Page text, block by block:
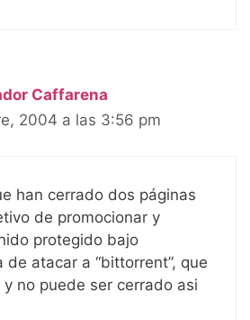
Caffarena
2004 a las 3:56 pm
han cerrado dos páginas
de promocionar y
protegido bajo
de atacar a “bittorrent”, que
no puede ser cerrado asi